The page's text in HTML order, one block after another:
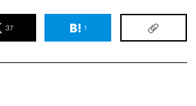
37 1